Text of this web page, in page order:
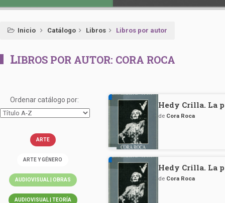
Inicio Catálogo Libros Libros por autor
LIBROS POR AUTOR: CORA ROCA
Ordenar catálogo por:
ARTE
ARTE Y GÉNERO
AUDIOVISUAL | OBRAS
AUDIOVISUAL | TEORÍA
Hedy Crilla. La
de Cora Roca
Hedy Crilla. La
de Cora Roca